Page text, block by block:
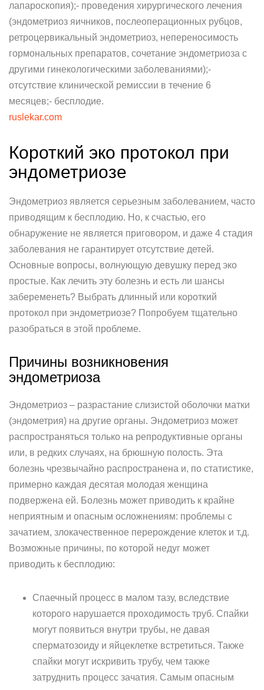
лапароскопия);- проведения хирургического лечения
(эндометриоз яичников, послеоперационных рубцов,
ретроцервикальный эндометриоз, непереносимость
гормональных препаратов, сочетание эндометриоза с
другими гинекологическими заболеваниями);-
отсутствие клинической ремиссии в течение 6
месяцев;- бесплодие.
ruslekar.com
Короткий эко протокол при
эндометриозе
Эндометриоз является серьезным заболеванием, часто
приводящим к бесплодию. Но, к счастью, его
обнаружение не является приговором, и даже 4 стадия
заболевания не гарантирует отсутствие детей.
Основные вопросы, волнующую девушку перед эко
простые. Как лечить эту болезнь и есть ли шансы
забеременеть? Выбрать длинный или короткий
протокол при эндометриозе? Попробуем тщательно
разобраться в этой проблеме.
Причины возникновения
эндометриоза
Эндометриоз – разрастание слизистой оболочки матки
(эндометрия) на другие органы. Эндометриоз может
распространяться только на репродуктивные органы
или, в редких случаях, на брюшную полость. Эта
болезнь чрезвычайно распространена и, по статистике,
примерно каждая десятая молодая женщина
подвержена ей. Болезнь может приводить к крайне
неприятным и опасным осложнениям: проблемы с
зачатием, злокачественное перерождение клеток и т.д.
Возможные причины, по которой недуг может
приводить к бесплодию:
Спаечный процесс в малом тазу, вследствие
которого нарушается проходимость труб. Спайки
могут появиться внутри трубы, не давая
сперматозоиду и яйцеклетке встретиться. Также
спайки могут искривить трубу, чем также
затруднить процесс зачатия. Самым опасным